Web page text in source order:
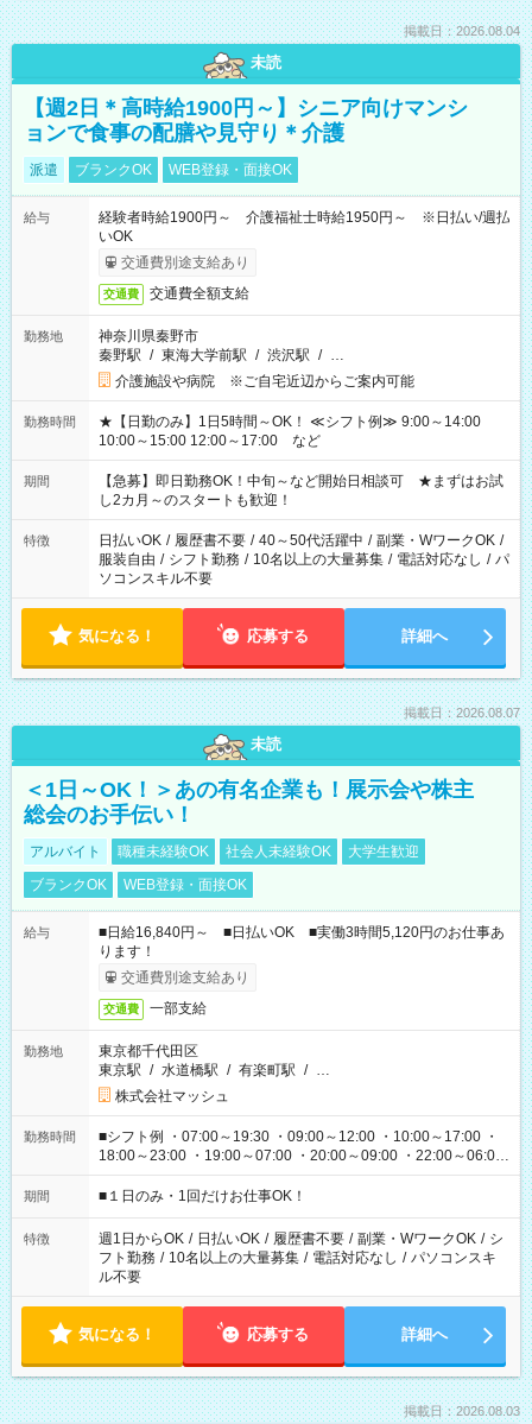
掲載日：2026.08.04
未読
【週2日＊高時給1900円～】シニア向けマンシ
ョンで食事の配膳や見守り＊介護
派遣 ブランクOK WEB登録・面接OK
給与
経験者時給1900円～ 介護福祉士時給1950円～ ※日払い/週払
いOK
交通費別途支給あり
交通費 交通費全額支給
勤務地
神奈川県秦野市
秦野駅 / 東海大学前駅 / 渋沢駅 / …
介護施設や病院 ※ご自宅近辺からご案内可能
勤務時間
★【日勤のみ】1日5時間～OK！ ≪シフト例≫ 9:00～14:00
10:00～15:00 12:00～17:00 など
期間
【急募】即日勤務OK！中旬～など開始日相談可 ★まずはお試
し2カ月～のスタートも歓迎！
特徴 日払いOK / 履歴書不要 / 40～50代活躍中 / 副業・WワークOK /
服装自由 / シフト勤務 / 10名以上の大量募集 / 電話対応なし / パ
ソコンスキル不要
気になる！ 応募する 詳細へ
掲載日：2026.08.07
未読
＜1日～OK！＞あの有名企業も！展示会や株主
総会のお手伝い！
アルバイト 職種未経験OK 社会人未経験OK
大学生歓迎
ブランクOK
WEB登録・面接OK
給与
■日給16,840円～ ■日払いOK ■実働3時間5,120円のお仕事あ
ります！
交通費別途支給あり
交通費 一部支給
勤務地
東京都千代田区
東京駅 / 水道橋駅 / 有楽町駅 / …
株式会社マッシュ
勤務時間
■シフト例 ・07:00～19:30 ・09:00～12:00 ・10:00～17:00 ・
18:00～23:00 ・19:00～07:00 ・20:00～09:00 ・22:00～06:00
etc ★最短で3時間で5,120円のお仕事から 15時間で2万円近く稼
げるお仕事も！ ご希望のお時間に合わせてご紹介！ ※シフトは
ください！
期間 ■１日のみ・1回だけお仕事OK！
特徴 週1日からOK / 日払いOK / 履歴書不要 / 副業・WワークOK / シ
フト勤務 / 10名以上の大量募集 / 電話対応なし / パソコンスキ
ル不要
気になる！ 応募する 詳細へ
掲載日：2026.08.03